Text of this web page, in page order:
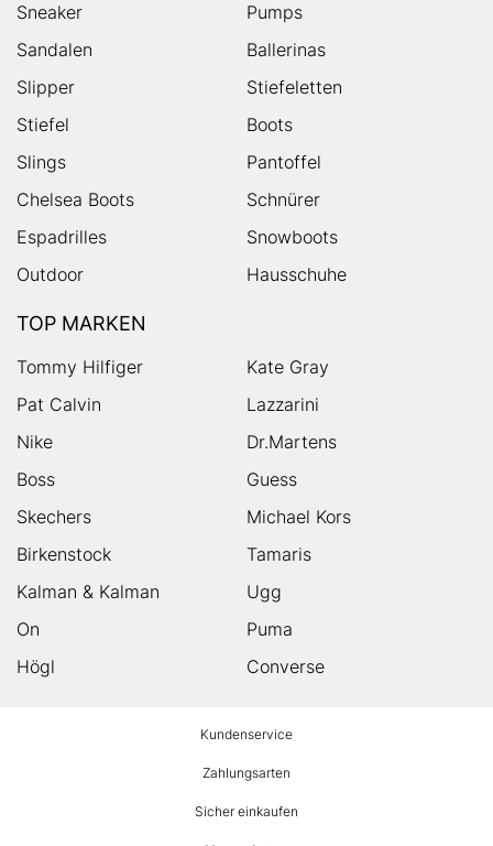
Sneaker
Pumps
Sandalen
Ballerinas
Slipper
Stiefeletten
Stiefel
Boots
Slings
Pantoffel
Chelsea Boots
Schnürer
Espadrilles
Snowboots
Outdoor
Hausschuhe
TOP MARKEN
Tommy Hilfiger
Kate Gray
Pat Calvin
Lazzarini
Nike
Dr.Martens
Boss
Guess
Skechers
Michael Kors
Birkenstock
Tamaris
Kalman & Kalman
Ugg
On
Puma
Högl
Converse
Kundenservice
Zahlungsarten
Sicher einkaufen